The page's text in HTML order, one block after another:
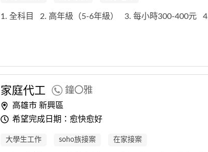
1. 全科目 2. 高年級（5-6年級） 3. 每小時300-400元
家庭代工 鐘〇雅
高雄市 新興區
希望完成日期：愈快愈好
大學生工作 soho族接案 在家接案